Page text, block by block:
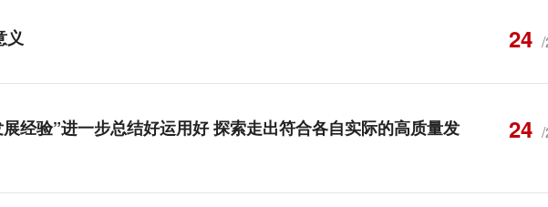
义 24
经验”进一步总结好运用好 探索走出符合各自实际的高质量发
24